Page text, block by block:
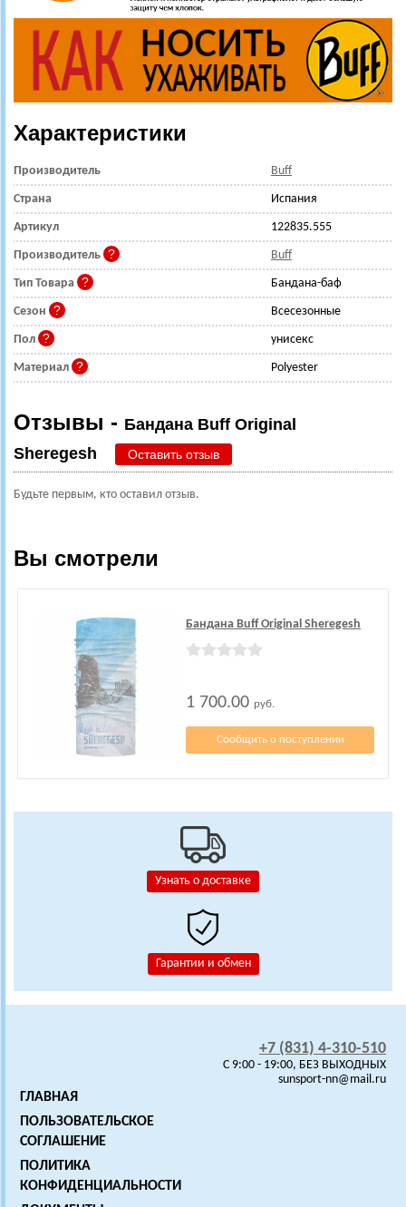
Узнать о доставке
Гарантии и обмен
Характеристики
Производитель Buff
Страна Испания
Артикул 122835.555
Производитель Buff
Тип Товара Бандана-баф
Сезон Всесезонные
Пол унисекс
Материал Polyester
Отзывы - Бандана Buff Original
Sheregesh
Оставить отзыв
Будьте первым, кто оставил отзыв.
Вы смотрели
Бандана Buff Original Sheregesh
1 700.00 руб.
Сообщить о поступлении
+7 (831) 4-310-510
C 9:00 - 19:00, БЕЗ ВЫХОДНЫХ
sunsport-nn@mail.ru
ГЛАВНАЯ
ПОЛЬЗОВАТЕЛЬСКОЕ
СОГЛАШЕНИЕ
ПОЛИТИКА
КОНФИДЕНЦИАЛЬНОСТИ